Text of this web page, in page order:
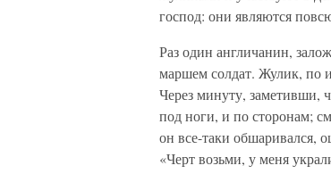
господ: они являются
Раз один англичанин,
маршем солдат. Жулик, по
Через минуту, заметивши,
под ноги, и по сторонам;
он все-таки обшаривался,
«Черт возьми, у меня